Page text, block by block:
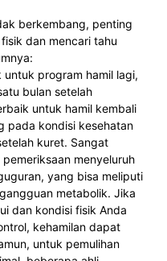
berkembang, penting
dan mencari tahu
program hamil lagi,
bulan setelah
untuk hamil kembali
pada kondisi kesehatan
kuret. Sangat
menyeluruh
yang bisa meliputi
metabolik. Jika
dan kondisi fisik Anda
kehamilan dapat
untuk pemulihan